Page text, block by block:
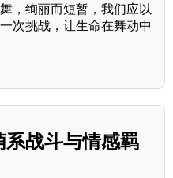
，绚丽而短暂，我们应以
次挑战，让生命在舞动中
系战斗与情感羁